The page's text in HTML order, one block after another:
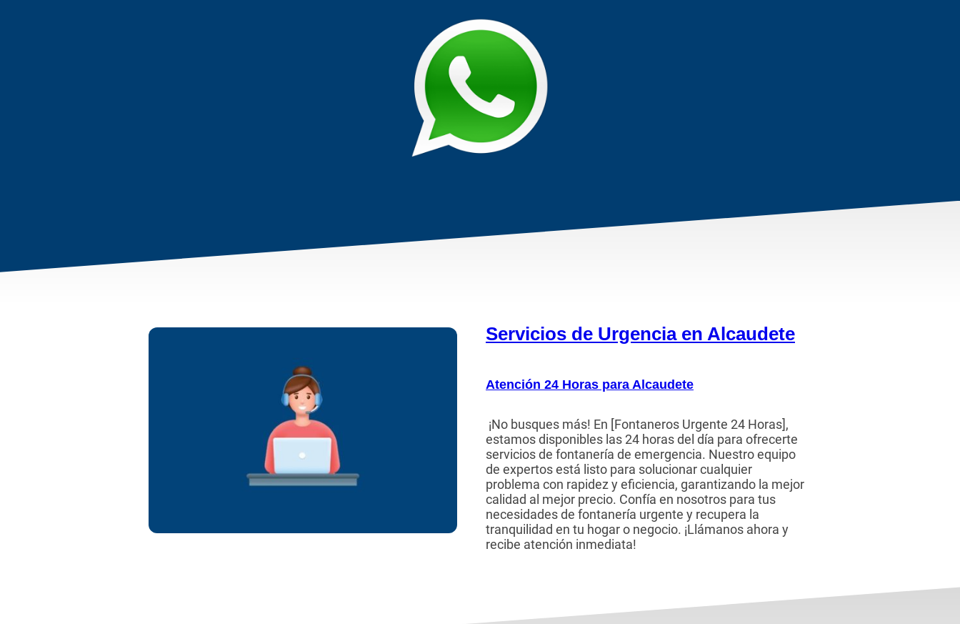
Servicios de Urgencia en Alcaudete
Atención 24 Horas para Alcaudete
¡No busques más! En [Fontaneros Urgente 24 Horas],
estamos disponibles las 24 horas del día para ofrecerte
servicios de fontanería de emergencia. Nuestro equipo
de expertos está listo para solucionar cualquier
problema con rapidez y eficiencia, garantizando la mejor
calidad al mejor precio. Confía en nosotros para tus
necesidades de fontanería urgente y recupera la
tranquilidad en tu hogar o negocio. ¡Llámanos ahora y
recibe atención inmediata!